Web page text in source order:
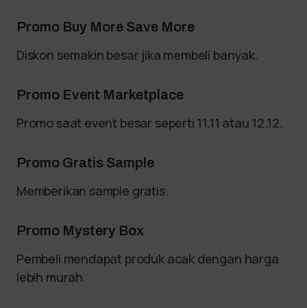
Promo Buy More Save More
Diskon semakin besar jika membeli banyak.
Promo Event Marketplace
Promo saat event besar seperti 11.11 atau 12.12.
Promo Gratis Sample
Memberikan sample gratis.
Promo Mystery Box
Pembeli mendapat produk acak dengan harga
lebih murah.